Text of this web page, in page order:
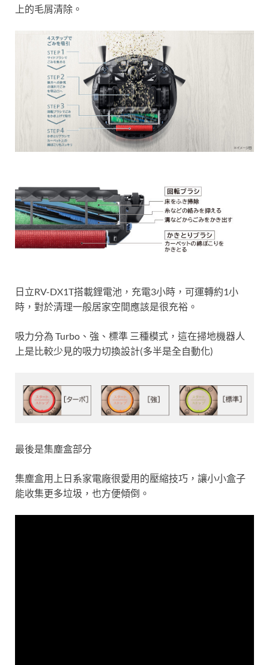
上的毛屑清除。
日立RV-DX1T搭載鋰電池，充電3小時，可運轉約1小
時，對於清理一般居家空間應該是很充裕。
吸力分為 Turbo、強、標準 三種模式，這在掃地機器人
上是比較少見的吸力切換設計(多半是全自動化)
最後是集塵盒部分
集塵盒用上日系家電廠很愛用的壓縮技巧，讓小小盒子
能收集更多垃圾，也方便傾倒。